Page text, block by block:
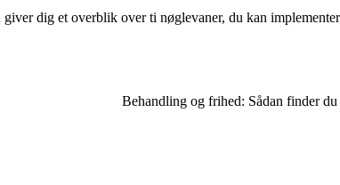
dig et overblik over ti nøglevaner, du kan
Behandling og frihed: Sådan finder du